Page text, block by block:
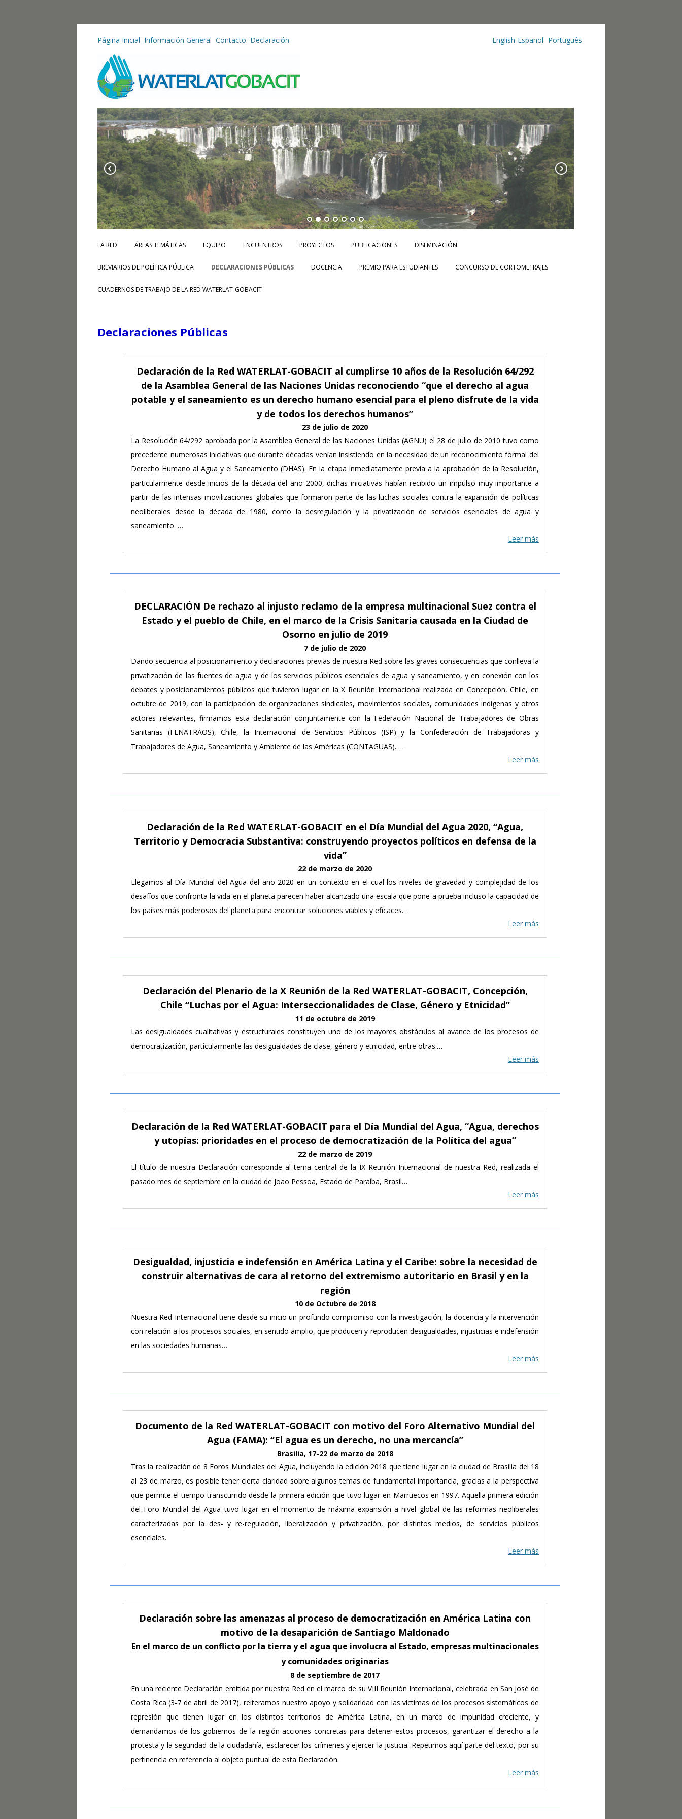
Página Inicial Información General Contacto Declaración English Español Português
LA RED ÁREAS TEMÁTICAS EQUIPO ENCUENTROS PROYECTOS PUBLICACIONES DISEMINACIÓN
BREVIARIOS DE POLÍTICA PÚBLICA DECLARACIONES PÚBLICAS DOCENCIA PREMIO PARA ESTUDIANTES CONCURSO DE CORTOMETRAJES
CUADERNOS DE TRABAJO DE LA RED WATERLAT-GOBACIT
Declaraciones Públicas
Declaración de la Red WATERLAT-GOBACIT al cumplirse 10 años de la Resolución 64/292
de la Asamblea General de las Naciones Unidas reconociendo “que el derecho al agua
potable y el saneamiento es un derecho humano esencial para el pleno disfrute de la vida
y de todos los derechos humanos”
23 de julio de 2020
La Resolución 64/292 aprobada por la Asamblea General de las Naciones Unidas (AGNU) el 28 de julio de 2010 tuvo como
precedente numerosas iniciativas que durante décadas venían insistiendo en la necesidad de un reconocimiento formal del
Derecho Humano al Agua y el Saneamiento (DHAS). En la etapa inmediatamente previa a la aprobación de la Resolución,
particularmente desde inicios de la década del año 2000, dichas iniciativas habían recibido un impulso muy importante a
partir de las intensas movilizaciones globales que formaron parte de las luchas sociales contra la expansión de políticas
neoliberales desde la década de 1980, como la desregulación y la privatización de servicios esenciales de agua y
saneamiento. …
Leer más
DECLARACIÓN De rechazo al injusto reclamo de la empresa multinacional Suez contra el
Estado y el pueblo de Chile, en el marco de la Crisis Sanitaria causada en la Ciudad de
Osorno en julio de 2019
7 de julio de 2020
Dando secuencia al posicionamiento y declaraciones previas de nuestra Red sobre las graves consecuencias que conlleva la
privatización de las fuentes de agua y de los servicios públicos esenciales de agua y saneamiento, y en conexión con los
debates y posicionamientos públicos que tuvieron lugar en la X Reunión Internacional realizada en Concepción, Chile, en
octubre de 2019, con la participación de organizaciones sindicales, movimientos sociales, comunidades indígenas y otros
actores relevantes, firmamos esta declaración conjuntamente con la Federación Nacional de Trabajadores de Obras
Sanitarias (FENATRAOS), Chile, la Internacional de Servicios Públicos (ISP) y la Confederación de Trabajadoras y
Trabajadores de Agua, Saneamiento y Ambiente de las Américas (CONTAGUAS). …
Leer más
Declaración de la Red WATERLAT-GOBACIT en el Día Mundial del Agua 2020, “Agua,
Territorio y Democracia Substantiva: construyendo proyectos políticos en defensa de la
vida”
22 de marzo de 2020
Llegamos al Día Mundial del Agua del año 2020 en un contexto en el cual los niveles de gravedad y complejidad de los
desafíos que confronta la vida en el planeta parecen haber alcanzado una escala que pone a prueba incluso la capacidad de
los países más poderosos del planeta para encontrar soluciones viables y eficaces.…
Leer más
Declaración del Plenario de la X Reunión de la Red WATERLAT-GOBACIT, Concepción,
Chile “Luchas por el Agua: Interseccionalidades de Clase, Género y Etnicidad”
11 de octubre de 2019
Las desigualdades cualitativas y estructurales constituyen uno de los mayores obstáculos al avance de los procesos de
democratización, particularmente las desigualdades de clase, género y etnicidad, entre otras.…
Leer más
Declaración de la Red WATERLAT-GOBACIT para el Día Mundial del Agua, “Agua, derechos
y utopías: prioridades en el proceso de democratización de la Política del agua”
22 de marzo de 2019
El título de nuestra Declaración corresponde al tema central de la IX Reunión Internacional de nuestra Red, realizada el
pasado mes de septiembre en la ciudad de Joao Pessoa, Estado de Paraíba, Brasil…
Leer más
Desigualdad, injusticia e indefensión en América Latina y el Caribe: sobre la necesidad de
construir alternativas de cara al retorno del extremismo autoritario en Brasil y en la
región
10 de Octubre de 2018
Nuestra Red Internacional tiene desde su inicio un profundo compromiso con la investigación, la docencia y la intervención
con relación a los procesos sociales, en sentido amplio, que producen y reproducen desigualdades, injusticias e indefensión
en las sociedades humanas…
Leer más
Documento de la Red WATERLAT-GOBACIT con motivo del Foro Alternativo Mundial del
Agua (FAMA): “El agua es un derecho, no una mercancía”
Brasilia, 17-22 de marzo de 2018
Tras la realización de 8 Foros Mundiales del Agua, incluyendo la edición 2018 que tiene lugar en la ciudad de Brasilia del 18
al 23 de marzo, es posible tener cierta claridad sobre algunos temas de fundamental importancia, gracias a la perspectiva
que permite el tiempo transcurrido desde la primera edición que tuvo lugar en Marruecos en 1997. Aquella primera edición
del Foro Mundial del Agua tuvo lugar en el momento de máxima expansión a nivel global de las reformas neoliberales
caracterizadas por la des- y re-regulación, liberalización y privatización, por distintos medios, de servicios públicos
esenciales.
Leer más
Declaración sobre las amenazas al proceso de democratización en América Latina con
motivo de la desaparición de Santiago Maldonado
En el marco de un conflicto por la tierra y el agua que involucra al Estado, empresas multinacionales
y comunidades originarias
8 de septiembre de 2017
En una reciente Declaración emitida por nuestra Red en el marco de su VIII Reunión Internacional, celebrada en San José de
Costa Rica (3-7 de abril de 2017), reiteramos nuestro apoyo y solidaridad con las víctimas de los procesos sistemáticos de
represión que tienen lugar en los distintos territorios de América Latina, en un marco de impunidad creciente, y
demandamos de los gobiernos de la región acciones concretas para detener estos procesos, garantizar el derecho a la
protesta y la seguridad de la ciudadanía, esclarecer los crímenes y ejercer la justicia. Repetimos aquí parte del texto, por su
pertinencia en referencia al objeto puntual de esta Declaración.
Leer más